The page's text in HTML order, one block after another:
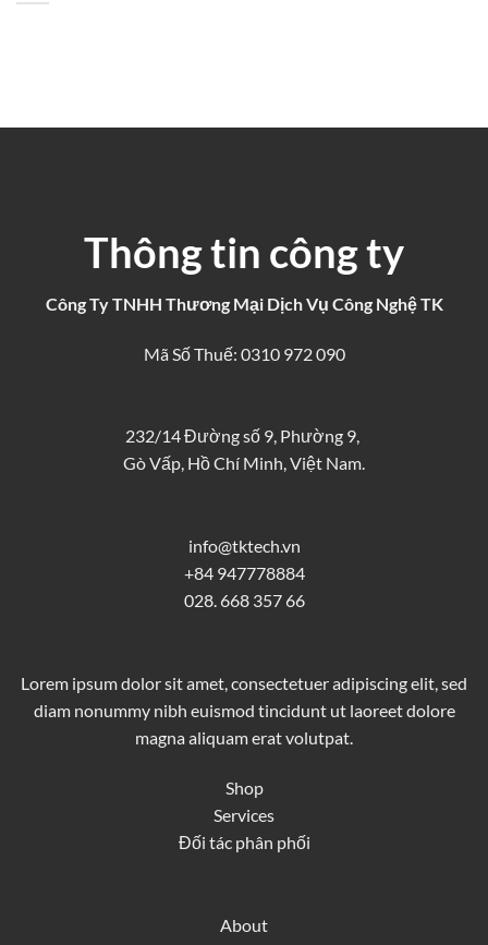
Thông tin công ty
Công Ty TNHH Thương Mại Dịch Vụ Công Nghệ TK
Mã Số Thuế: 0310 972 090
232/14 Đường số 9, Phường 9,
Gò Vấp, Hồ Chí Minh, Việt Nam.
info@tktech.vn
+84 947778884
028. 668 357 66
Lorem ipsum dolor sit amet, consectetuer adipiscing elit, sed
diam nonummy nibh euismod tincidunt ut laoreet dolore
magna aliquam erat volutpat.
Shop
Services
Đối tác phân phối
About